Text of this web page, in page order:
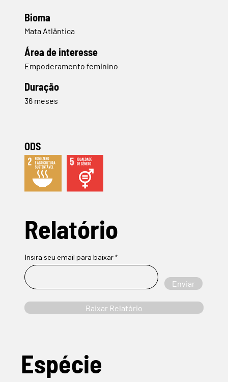
Bioma
Mata Atlântica
​Área de interesse
Empoderamento feminino
Duração
36 meses
Relatório
Insira seu email para baixar
Enviar
Baixar Relatório
ODS
Espécie